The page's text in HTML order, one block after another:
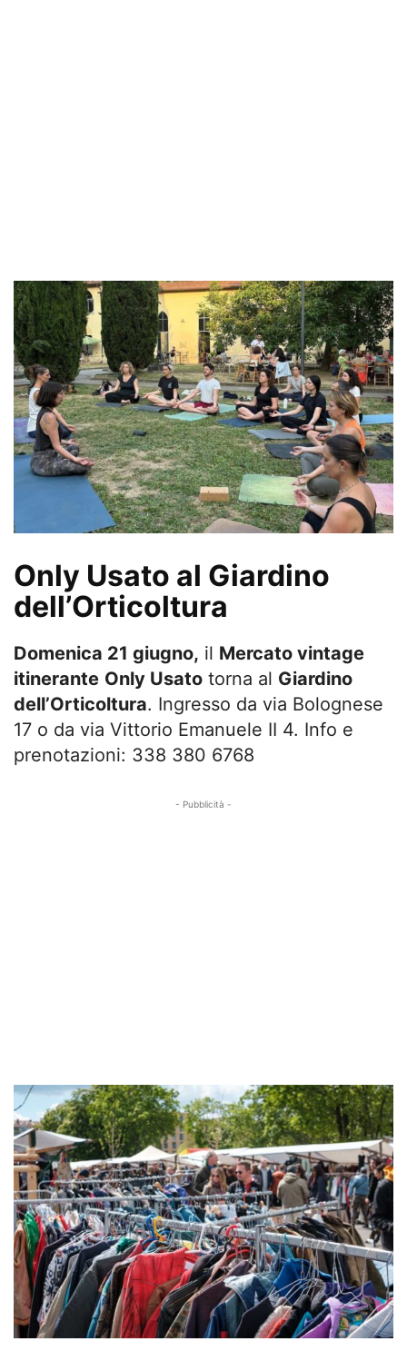
Only Usato al Giardino
dell’Orticoltura
Domenica 21 giugno, il Mercato vintage
itinerante Only Usato torna al Giardino
dell’Orticoltura. Ingresso da via Bolognese
17 o da via Vittorio Emanuele II 4. Info e
prenotazioni: 338 380 6768
- Pubblicità -